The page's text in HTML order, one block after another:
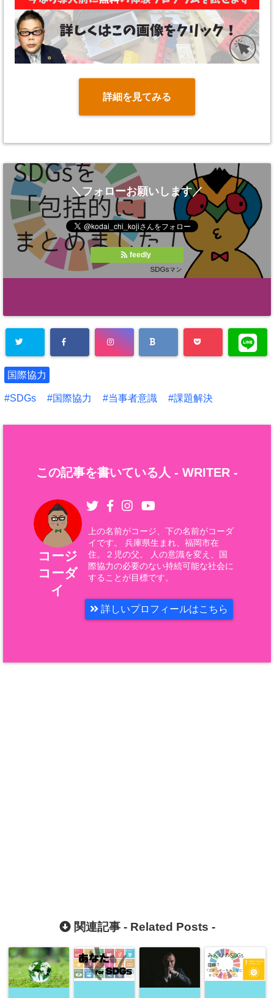
詳細を見てみる
＼フォローお願いします／
feedly
国際協力
SDGs 国際協力 当事者意識 課題解決
この記事を書いている人 - WRITER -
コージ
コーダ
イ
上の名前がコージ、下の名前がコーダ
イです。 兵庫県生まれ、福岡市在
住。２児の父。 人の意識を変え、国
際協力の必要のない持続可能な社会に
することが目標です。
詳しいプロフィールはこちら
関連記事 - Related Posts -